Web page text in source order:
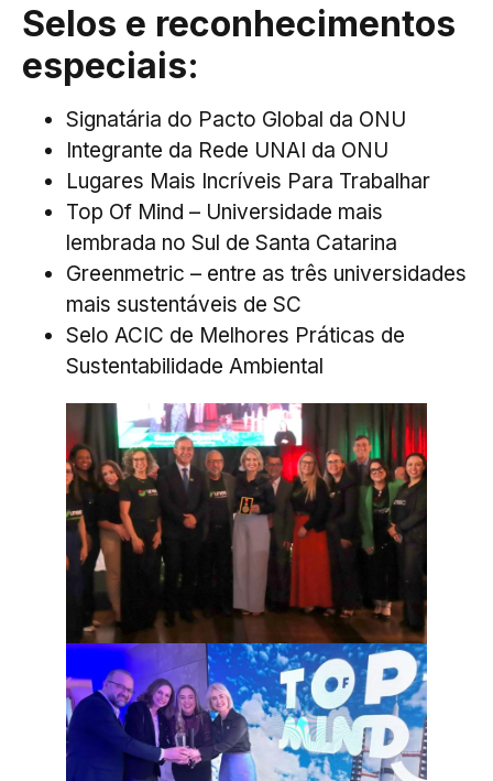
Selos e reconhecimentos
especiais:
Signatária do Pacto Global da ONU
Integrante da Rede UNAI da ONU
Lugares Mais Incríveis Para Trabalhar
Top Of Mind – Universidade mais
lembrada no Sul de Santa Catarina
Greenmetric – entre as três universidades
mais sustentáveis de SC
Selo ACIC de Melhores Práticas de
Sustentabilidade Ambiental